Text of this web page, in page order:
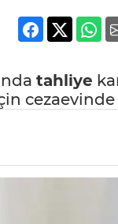
tahliye
cezaevinde